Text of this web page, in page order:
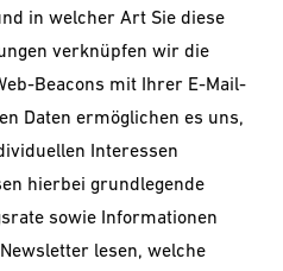
in welcher Art Sie diese
verknüpfen wir die
Beacons mit Ihrer E-Mail-
Daten ermöglichen es uns,
Interessen
hierbei grundlegende
sowie Informationen
lesen, welche